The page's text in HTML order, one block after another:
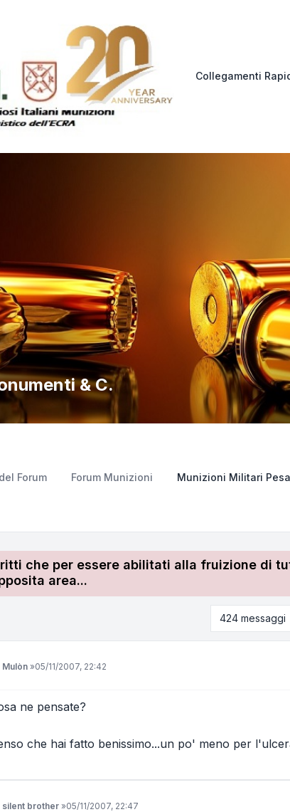
Collegamenti
& C.
Forum Forum Munizioni Munizioni Militari
che per essere abilitati alla fruizione di
area...
424 messaggi
Mulòn »05/11/2007, 22:42
ne pensate?
che hai fatto benissimo...un po' meno per
silent brother »05/11/2007, 22:47